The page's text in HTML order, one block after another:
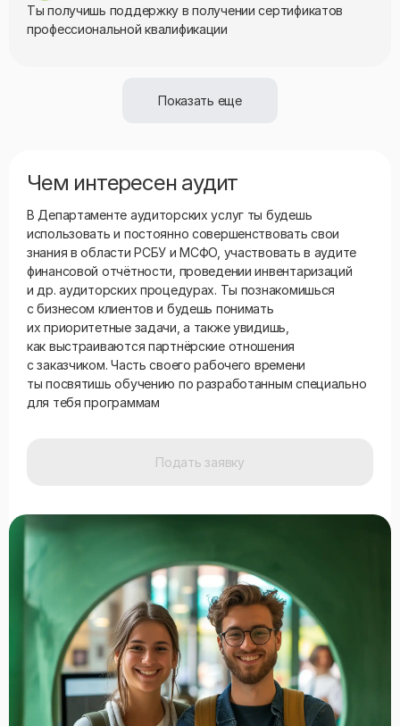
Ты получишь поддержку в получении сертификатов
профессиональной квалификации
Показать еще
Чем интересен аудит
В Департаменте аудиторских услуг ты будешь
использовать и постоянно совершенствовать свои
знания в области РСБУ и МСФО, участвовать в аудите
финансовой отчётности, проведении инвентаризаций
и др. аудиторских процедурах. Ты познакомишься
с бизнесом клиентов и будешь понимать
их приоритетные задачи, а также увидишь,
как выстраиваются партнёрские отношения
с заказчиком. Часть своего рабочего времени
ты посвятишь обучению по разработанным специально
для тебя программам
Подать заявку